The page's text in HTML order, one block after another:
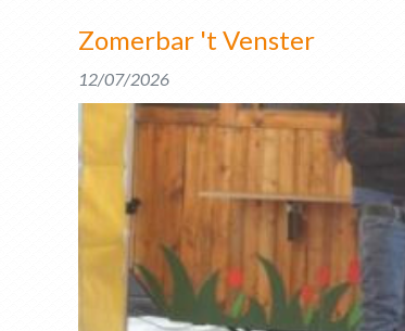
Zomerbar 't Venster
12/07/2026